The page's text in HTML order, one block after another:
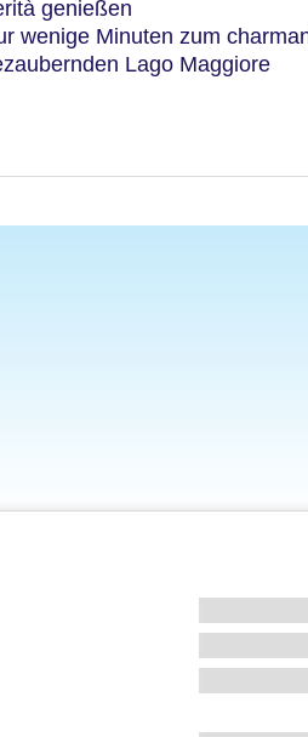
genießen
wenige Minuten zum
Lago Maggiore